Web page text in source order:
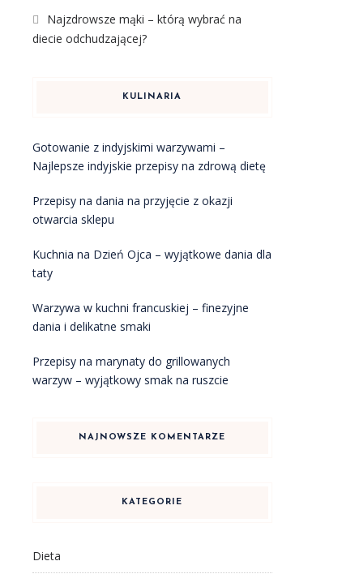
Najzdrowsze mąki – którą wybrać na
diecie odchudzającej?
KULINARIA
Gotowanie z indyjskimi warzywami –
Najlepsze indyjskie przepisy na zdrową dietę
Przepisy na dania na przyjęcie z okazji
otwarcia sklepu
Kuchnia na Dzień Ojca – wyjątkowe dania dla
taty
Warzywa w kuchni francuskiej – finezyjne
dania i delikatne smaki
Przepisy na marynaty do grillowanych
warzyw – wyjątkowy smak na ruszcie
NAJNOWSZE KOMENTARZE
KATEGORIE
Dieta